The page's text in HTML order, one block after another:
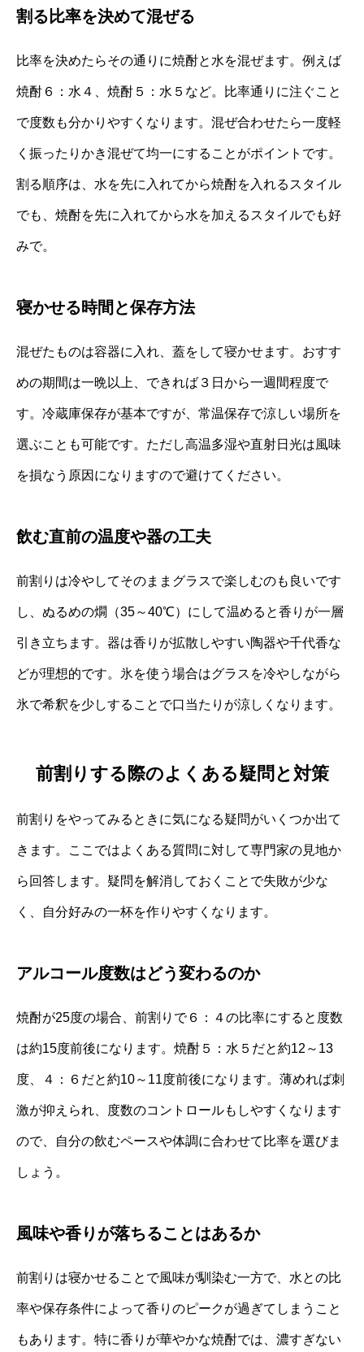
割る比率を決めて混ぜる
比率を決めたらその通りに焼酎と水を混ぜます。例えば
焼酎６：水４、焼酎５：水５など。比率通りに注ぐこと
で度数も分かりやすくなります。混ぜ合わせたら一度軽
く振ったりかき混ぜて均一にすることがポイントです。
割る順序は、水を先に入れてから焼酎を入れるスタイル
でも、焼酎を先に入れてから水を加えるスタイルでも好
みで。
寝かせる時間と保存方法
混ぜたものは容器に入れ、蓋をして寝かせます。おすす
めの期間は一晩以上、できれば３日から一週間程度で
す。冷蔵庫保存が基本ですが、常温保存で涼しい場所を
選ぶことも可能です。ただし高温多湿や直射日光は風味
を損なう原因になりますので避けてください。
飲む直前の温度や器の工夫
前割りは冷やしてそのままグラスで楽しむのも良いです
し、ぬるめの燗（35～40℃）にして温めると香りが一層
引き立ちます。器は香りが拡散しやすい陶器や千代香な
どが理想的です。氷を使う場合はグラスを冷やしながら
氷で希釈を少しすることで口当たりが涼しくなります。
前割りする際のよくある疑問と対策
前割りをやってみるときに気になる疑問がいくつか出て
きます。ここではよくある質問に対して専門家の見地か
ら回答します。疑問を解消しておくことで失敗が少な
く、自分好みの一杯を作りやすくなります。
アルコール度数はどう変わるのか
焼酎が25度の場合、前割りで６：４の比率にすると度数
は約15度前後になります。焼酎５：水５だと約12～13
度、４：６だと約10～11度前後になります。薄めれば刺
激が抑えられ、度数のコントロールもしやすくなります
ので、自分の飲むペースや体調に合わせて比率を選びま
しょう。
風味や香りが落ちることはあるか
前割りは寝かせることで風味が馴染む一方で、水との比
率や保存条件によって香りのピークが過ぎてしまうこと
もあります。特に香りが華やかな焼酎では、濃すぎない